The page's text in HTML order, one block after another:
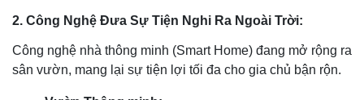
2. Công Nghệ Đưa Sự Tiện Nghi Ra Ngoài Trời:
Công nghệ nhà thông minh (Smart Home) đang mở rộng ra
sân vườn, mang lại sự tiện lợi tối đa cho gia chủ bận rộn.